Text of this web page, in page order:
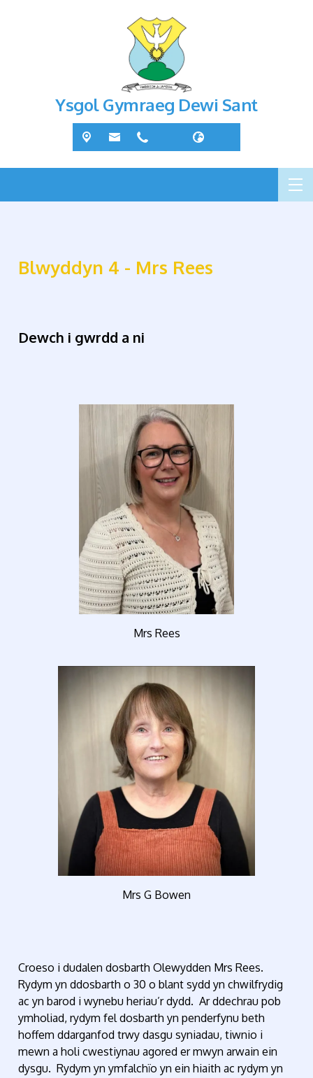
Ysgol Gymraeg Dewi Sant
Blwyddyn 4 - Mrs Rees
Dewch i gwrdd a ni
Mrs Rees
Mrs G Bowen
Croeso i dudalen dosbarth Olewydden Mrs Rees.
Rydym yn ddosbarth o 30 o blant sydd yn chwilfrydig
ac yn barod i wynebu heriau’r dydd. Ar ddechrau pob
ymholiad, rydym fel dosbarth yn penderfynu beth
hoffem ddarganfod trwy dasgu syniadau, tiwnio i
mewn a holi cwestiynau agored er mwyn arwain ein
dysgu. Rydym yn ymfalchïo yn ein hiaith ac rydym yn